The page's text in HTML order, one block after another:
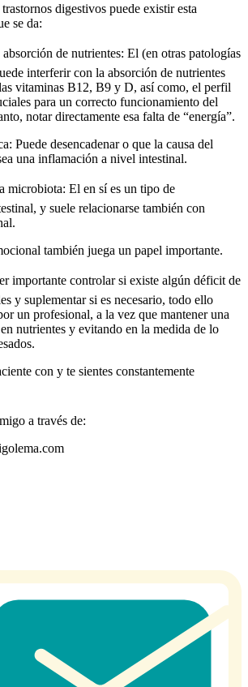
digestivos puede existir esta
se da:
de nutrientes: El (en otras patologías
interferir con la absorción de nutrientes
vitaminas B12, B9 y D, así como, el perfil
para un correcto funcionamiento del
notar directamente esa falta de “energía”.
Puede desencadenar o que la causa del
una inflamación a nivel intestinal.
El en sí es un tipo de
y suele relacionarse también con
también juega un papel importante.
importante controlar si existe algún déficit de
y suplementar si es necesario, todo ello
un profesional, a la vez que mantener una
nutrientes y evitando en la medida de lo
con y te sientes constantemente
a través de: